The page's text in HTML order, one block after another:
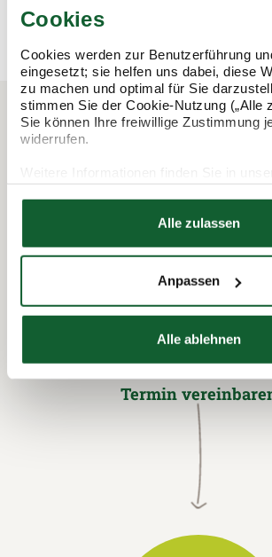
Cookies
Cookies werden zur Benutzerführung
eingesetzt; sie helfen uns dabei, diese
zu machen und optimal für Sie
stimmen Sie der Cookie-Nutzung („Alle
Sie können Ihre freiwillige Zustimmung
widerrufen.
Datenschutzerklärung
Hier finden Sie unser
Alle zulassen
Anpassen
Alle ablehnen
In 3 Schritten zur
Termin